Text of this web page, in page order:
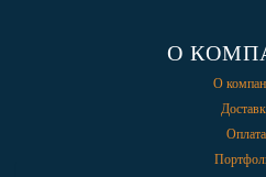
О
О
Оплата